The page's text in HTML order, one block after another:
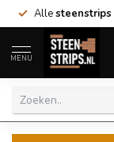
Allesteenstrips
MENU